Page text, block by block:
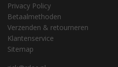
Privacy Policy
Betaalmethoden
Verzenden & retourneren
Klantenservice
Sitemap